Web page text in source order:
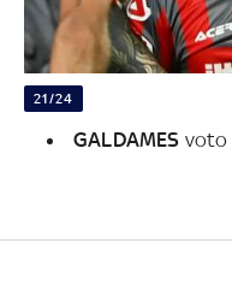
21/24
GALDAMES voto